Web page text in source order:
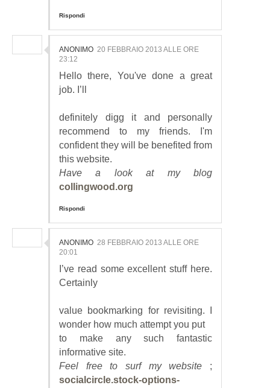
Rispondi
ANONIMO 20 FEBBRAIO 2013 ALLE ORE
23:12
Hello there, You've done a great
job. I’ll
definitely digg it and personally
recommend to my friends. I'm
confident they will be benefited from
this website.
Have a look at my blog
collingwood.org
Rispondi
ANONIMO 28 FEBBRAIO 2013 ALLE ORE
20:01
I’ve read some excellent stuff here.
Certainly
value bookmarking for revisiting. I
wonder how much attempt you put
to make any such fantastic
informative site.
Feel free to surf my website ;
socialcircle.stock-options-